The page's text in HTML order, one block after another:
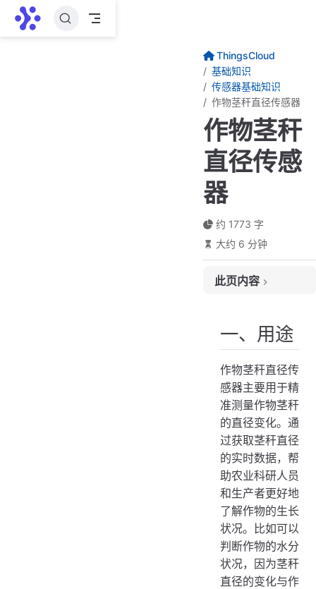
跳至主要內容
ThingsCloud
基础知识
传感器基础知识
作物茎秆直径传感器
作物茎秆
直径传感
器
约 1773 字
大约 6 分钟
此页内容
二、常见分类
机械式传感器
光学式传感器
电容式传感器
三、技术原理
机械式传感器原理
光学式传感器原理
电容式传感器原理
四、应用场景
农业科研
温室种植
精准农业
一、用途
作物茎秆直径传
感器主要用于精
准测量作物茎秆
的直径变化。通
过获取茎秆直径
的实时数据，帮
助农业科研人员
和生产者更好地
了解作物的生长
状况。比如可以
判断作物的水分
状况，因为茎秆
直径的变化与作